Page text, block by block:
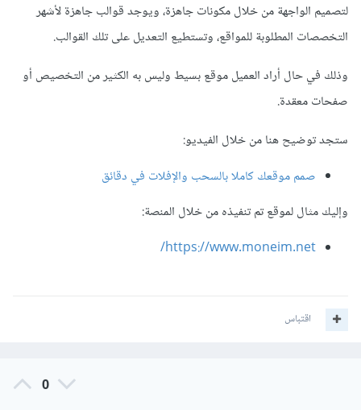
لتصميم الواجهة من خلال مكونات جاهزة، ويوجد قوالب جاهزة لأشهر
التخصصات المطلوبة للمواقع، وتستطيع التعديل على تلك القوالب.
وذلك في حال أراد العميل موقع بسيط وليس به الكثير من التخصيص أو
صفحات معقدة.
ستجد توضيح هنا من خلال الفيديو:
صمم موقعك كاملا بالسحب والإفلات في دقائق
وإليك مثال لموقع تم تنفيذه من خلال المنصة:
https://www.moneim.net/
اقتباس
0